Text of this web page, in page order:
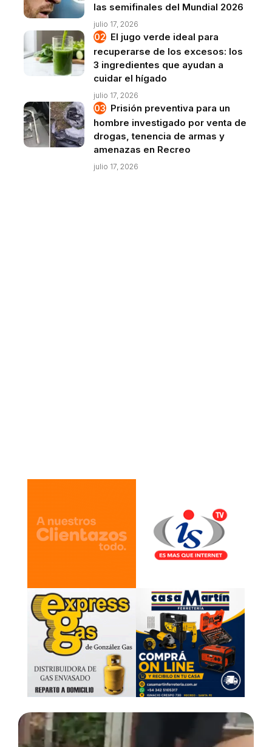
las semifinales del Mundial 2026
julio 17, 2026
El jugo verde ideal para
recuperarse de los excesos: los
3 ingredientes que ayudan a
cuidar el hígado
julio 17, 2026
Prisión preventiva para un
hombre investigado por venta de
drogas, tenencia de armas y
amenazas en Recreo
julio 17, 2026